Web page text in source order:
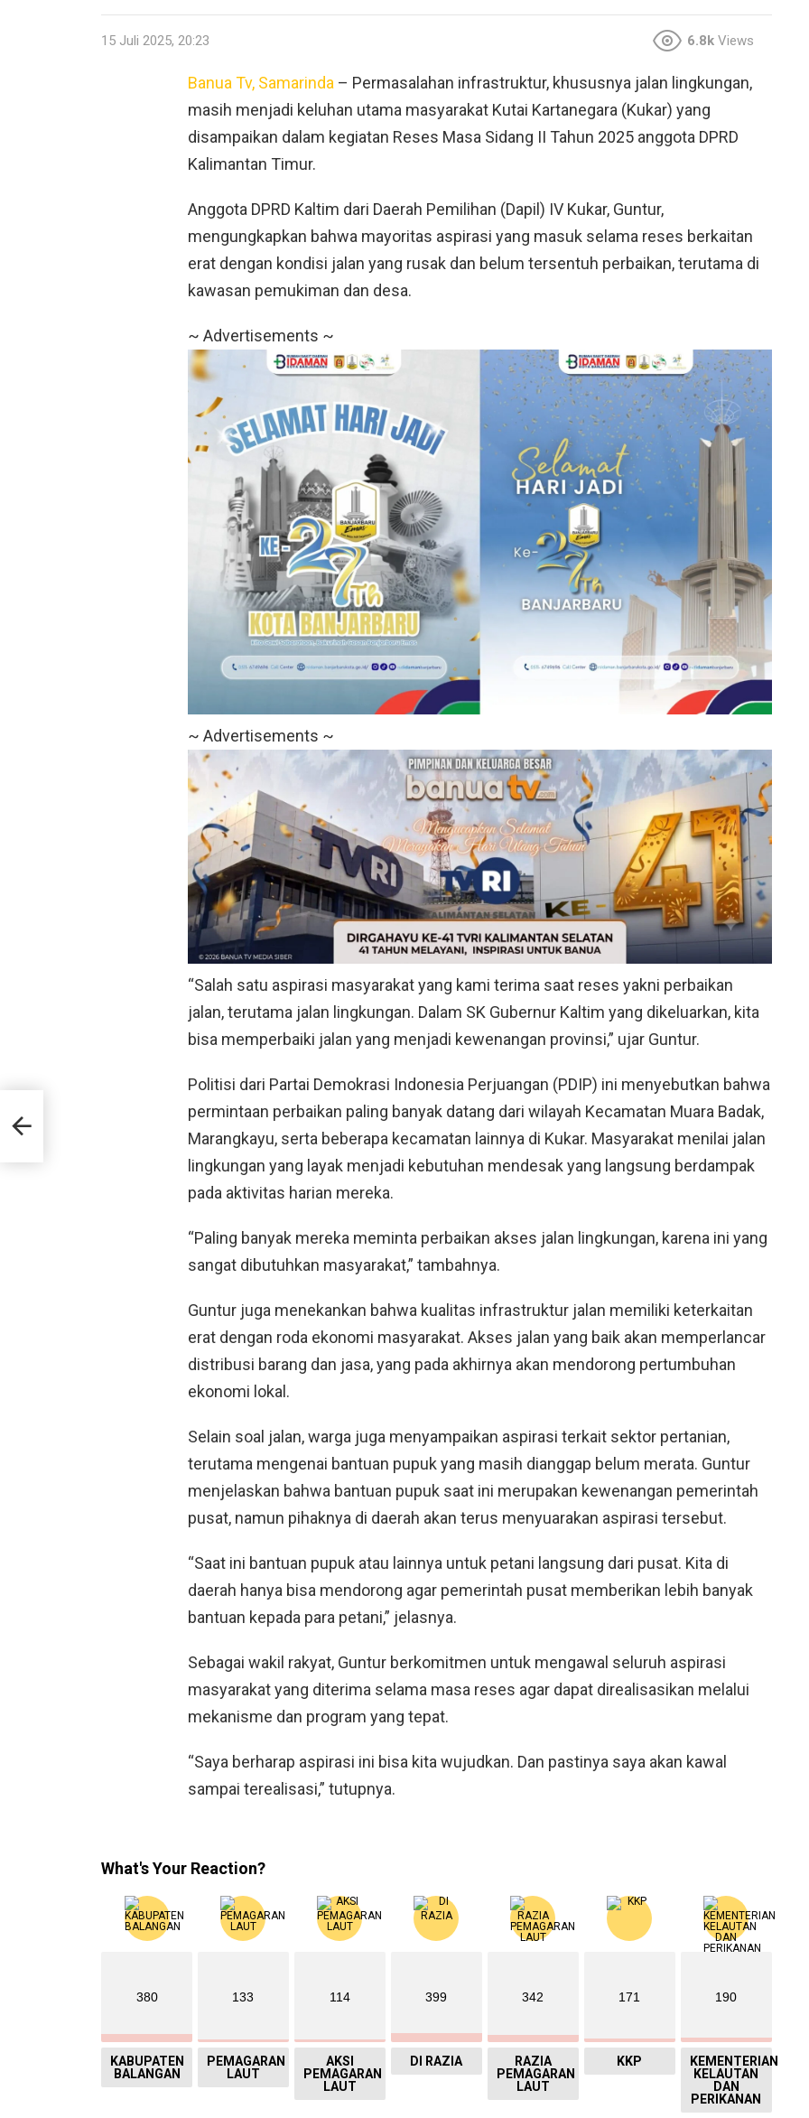
15 Juli 2025, 20:23 6.8k Views
Banua Tv, Samarinda – Permasalahan infrastruktur, khususnya jalan lingkungan,
masih menjadi keluhan utama masyarakat Kutai Kartanegara (Kukar) yang
disampaikan dalam kegiatan Reses Masa Sidang II Tahun 2025 anggota DPRD
Kalimantan Timur.
Anggota DPRD Kaltim dari Daerah Pemilihan (Dapil) IV Kukar, Guntur,
mengungkapkan bahwa mayoritas aspirasi yang masuk selama reses berkaitan
erat dengan kondisi jalan yang rusak dan belum tersentuh perbaikan, terutama di
kawasan pemukiman dan desa.
~ Advertisements ~
~ Advertisements ~
“Salah satu aspirasi masyarakat yang kami terima saat reses yakni perbaikan
jalan, terutama jalan lingkungan. Dalam SK Gubernur Kaltim yang dikeluarkan, kita
bisa memperbaiki jalan yang menjadi kewenangan provinsi,” ujar Guntur.
Politisi dari Partai Demokrasi Indonesia Perjuangan (PDIP) ini menyebutkan bahwa
permintaan perbaikan paling banyak datang dari wilayah Kecamatan Muara Badak,
Marangkayu, serta beberapa kecamatan lainnya di Kukar. Masyarakat menilai jalan
lingkungan yang layak menjadi kebutuhan mendesak yang langsung berdampak
pada aktivitas harian mereka.
“Paling banyak mereka meminta perbaikan akses jalan lingkungan, karena ini yang
sangat dibutuhkan masyarakat,” tambahnya.
Guntur juga menekankan bahwa kualitas infrastruktur jalan memiliki keterkaitan
erat dengan roda ekonomi masyarakat. Akses jalan yang baik akan memperlancar
distribusi barang dan jasa, yang pada akhirnya akan mendorong pertumbuhan
ekonomi lokal.
Selain soal jalan, warga juga menyampaikan aspirasi terkait sektor pertanian,
terutama mengenai bantuan pupuk yang masih dianggap belum merata. Guntur
menjelaskan bahwa bantuan pupuk saat ini merupakan kewenangan pemerintah
pusat, namun pihaknya di daerah akan terus menyuarakan aspirasi tersebut.
“Saat ini bantuan pupuk atau lainnya untuk petani langsung dari pusat. Kita di
daerah hanya bisa mendorong agar pemerintah pusat memberikan lebih banyak
bantuan kepada para petani,” jelasnya.
Sebagai wakil rakyat, Guntur berkomitmen untuk mengawal seluruh aspirasi
masyarakat yang diterima selama masa reses agar dapat direalisasikan melalui
mekanisme dan program yang tepat.
“Saya berharap aspirasi ini bisa kita wujudkan. Dan pastinya saya akan kawal
sampai terealisasi,” tutupnya.
What's Your Reaction?
380
KABUPATEN
BALANGAN
133
PEMAGARAN
LAUT
114
AKSI
PEMAGARAN
LAUT
399
DI RAZIA
342
RAZIA
PEMAGARAN
LAUT
171
KKP
190
KEMENTERIAN
KELAUTAN
DAN
PERIKANAN